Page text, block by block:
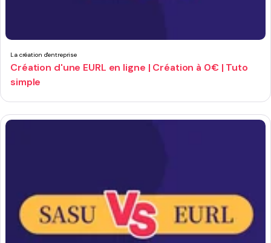
La création d'entreprise
Création d'une EURL en ligne | Création à 0€ | Tuto
simple